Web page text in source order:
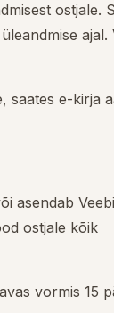
ostjale.
ajal.
saates e-kirja
asendab
ostjale kõik
vormis 15